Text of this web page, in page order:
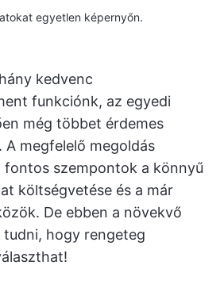
egyetlen képernyőn.
kedvenc
funkciónk, az egyedi
még többet érdemes
A megfelelő megoldás
fontos szempontok a könnyű
költségvetése és a már
De ebben a növekvő
hogy rengeteg